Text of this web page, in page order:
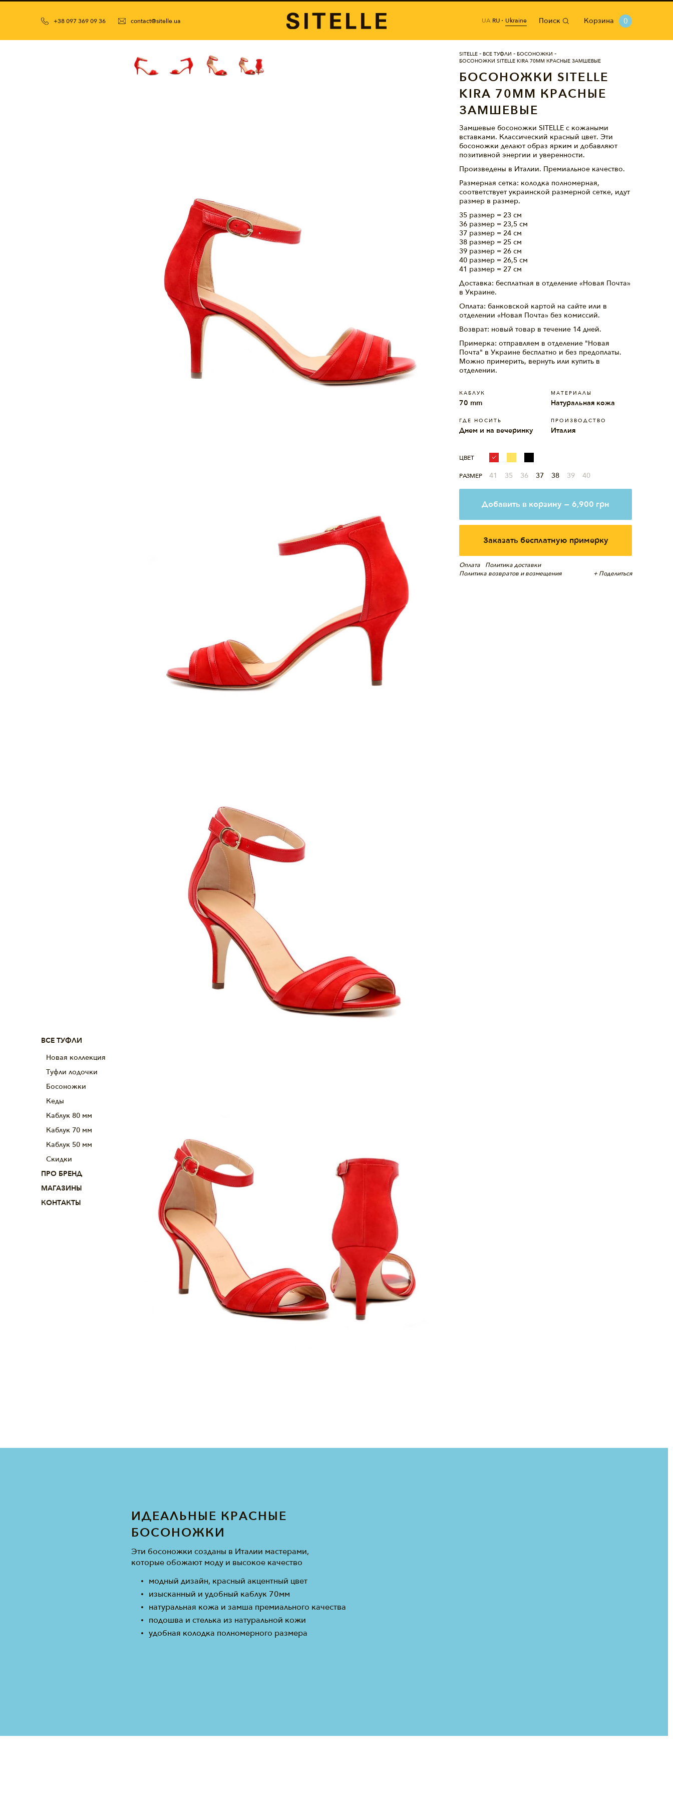
+38 097 369 09 36 contact@sitelle.ua UA RU Ukraine Поиск Корзина 0
ВСЕ ТУФЛИ
Новая коллекция
Туфли лодочки
Босоножки
Кеды
Каблук 80 мм
Каблук 70 мм
Каблук 50 мм
Скидки
ПРО БРЕНД
МАГАЗИНЫ
КОНТАКТЫ
SITELLE ВСЕ ТУФЛИ
БОСОНОЖКИ
БОСОНОЖКИ SITELLE KIRA 70ММ КРАСНЫЕ ЗАМШЕВЫЕ
БОСОНОЖКИ SITELLE
KIRA 70ММ КРАСНЫЕ
ЗАМШЕВЫЕ
Замшевые босоножки SITELLE с кожаными
вставками. Классический красный цвет. Эти
босоножки делают образ ярким и добавляют
позитивной энергии и уверенности.
Произведены в Италии. Премиальное качество.
Размерная сетка: колодка полномерная,
соответствует украинской размерной сетке, идут
размер в размер.
35 размер = 23 см
36 размер = 23,5 см
37 размер = 24 см
38 размер = 25 см
39 размер = 26 см
40 размер = 26,5 см
41 размер = 27 см
Доставка: бесплатная в отделение «Новая Почта»
в Украине.
Оплата: банковской картой на сайте или в
отделении «Новая Почта» без комиссий.
Возврат: новый товар в течение 14 дней.
Примерка: отправляем в отделение "Новая
Почта" в Украине бесплатно и без предоплаты.
Можно примерить, вернуть или купить в
отделении.
КАБЛУК
70 mm
МАТЕРИАЛЫ
Натуральная кожа
ГДЕ НОСИТЬ
Днем и на вечеринку
ПРОИЗВОДСТВО
Италия
ЦВЕТ
РАЗМЕР 41 35 36 37 38 39 40
Добавить в корзину — 6,900 грн
Заказать бесплатную примерку
Оплата
Политика доставки
Политика возвратов и возмещения
+ Поделиться
ИДЕАЛЬНЫЕ КРАСНЫЕ
БОСОНОЖКИ
Эти босоножки созданы в Италии мастерами,
которые обожают моду и высокое качество
модный дизайн, красный акцентный цвет
изысканный и удобный каблук 70мм
натуральная кожа и замша премиального качества
подошва и стелька из натуральной кожи
удобная колодка полномерного размера